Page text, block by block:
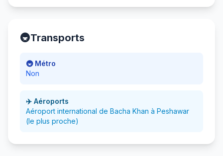
🚇Transports
🚇 Métro
Non
✈️ Aéroports
Aéroport international de Bacha Khan à Peshawar
(le plus proche)